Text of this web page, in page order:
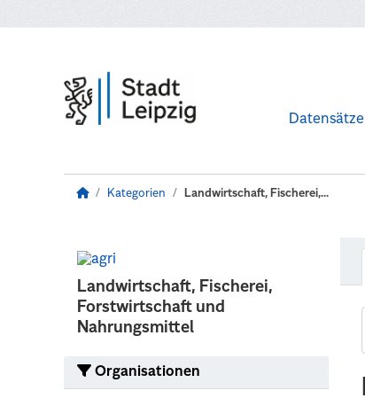
Datensätze
Kategorien Landwirtschaft, Fischerei,...
Landwirtschaft, Fischerei,
Forstwirtschaft und
Nahrungsmittel
Organisationen